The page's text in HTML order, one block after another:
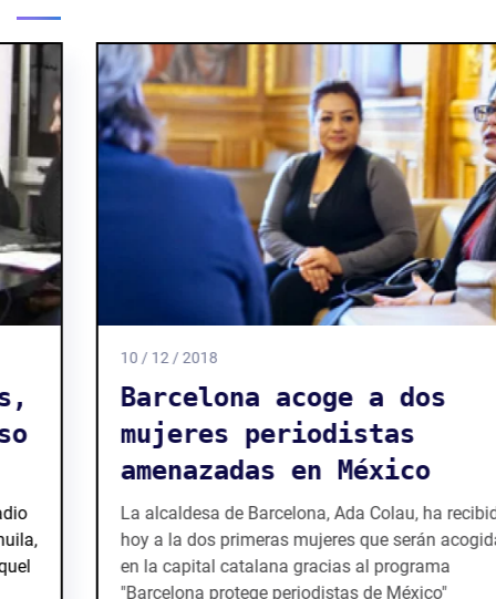
10 / 12 / 2018
Barcelona acoge a dos
mujeres periodistas
amenazadas en México
La alcaldesa de Barcelona, Ada Colau, ha recibido
hoy a la dos primeras mujeres que serán acogidas
en la capital catalana gracias al programa
"Barcelona protege periodistas de México"